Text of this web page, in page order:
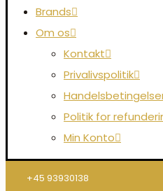
Brands
Om os
Kontakt
Privalivspolitik
Politik for
Min Konto
+45 93930138